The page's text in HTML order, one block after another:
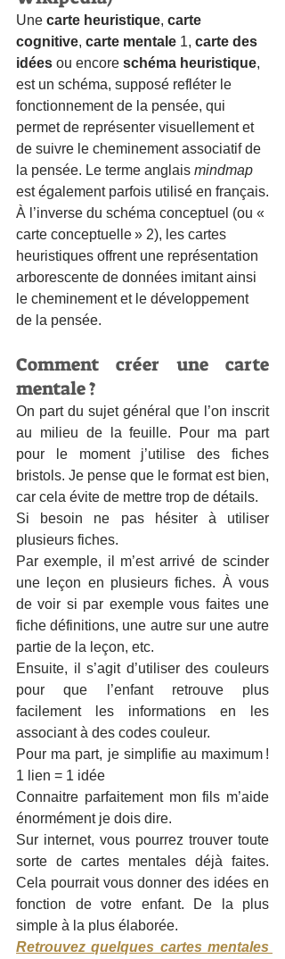
Une carte heuristique, carte
cognitive, carte mentale 1, carte des
idées ou encore schéma heuristique,
est un schéma, supposé refléter le
fonctionnement de la pensée, qui
permet de représenter visuellement et
de suivre le cheminement associatif de
la pensée. Le terme anglais mindmap
est également parfois utilisé en français.
À l’inverse du schéma conceptuel (ou «
carte conceptuelle » 2), les cartes
heuristiques offrent une représentation
arborescente de données imitant ainsi
le cheminement et le développement
de la pensée.
Comment créer une carte
mentale ?
On part du sujet général que l’on inscrit
au milieu de la feuille. Pour ma part
pour le moment j’utilise des fiches
bristols. Je pense que le format est bien,
car cela évite de mettre trop de détails.
Si besoin ne pas hésiter à utiliser
plusieurs fiches.
Par exemple, il m’est arrivé de scinder
une leçon en plusieurs fiches. À vous
de voir si par exemple vous faites une
fiche définitions, une autre sur une autre
partie de la leçon, etc.
Ensuite, il s’agit d’utiliser des couleurs
pour que l’enfant retrouve plus
facilement les informations en les
associant à des codes couleur.
Pour ma part, je simplifie au maximum !
1 lien = 1 idée
Connaitre parfaitement mon fils m’aide
énormément je dois dire.
Sur internet, vous pourrez trouver toute
sorte de cartes mentales déjà faites.
Cela pourrait vous donner des idées en
fonction de votre enfant. De la plus
simple à la plus élaborée.
Retrouvez quelques cartes mentales